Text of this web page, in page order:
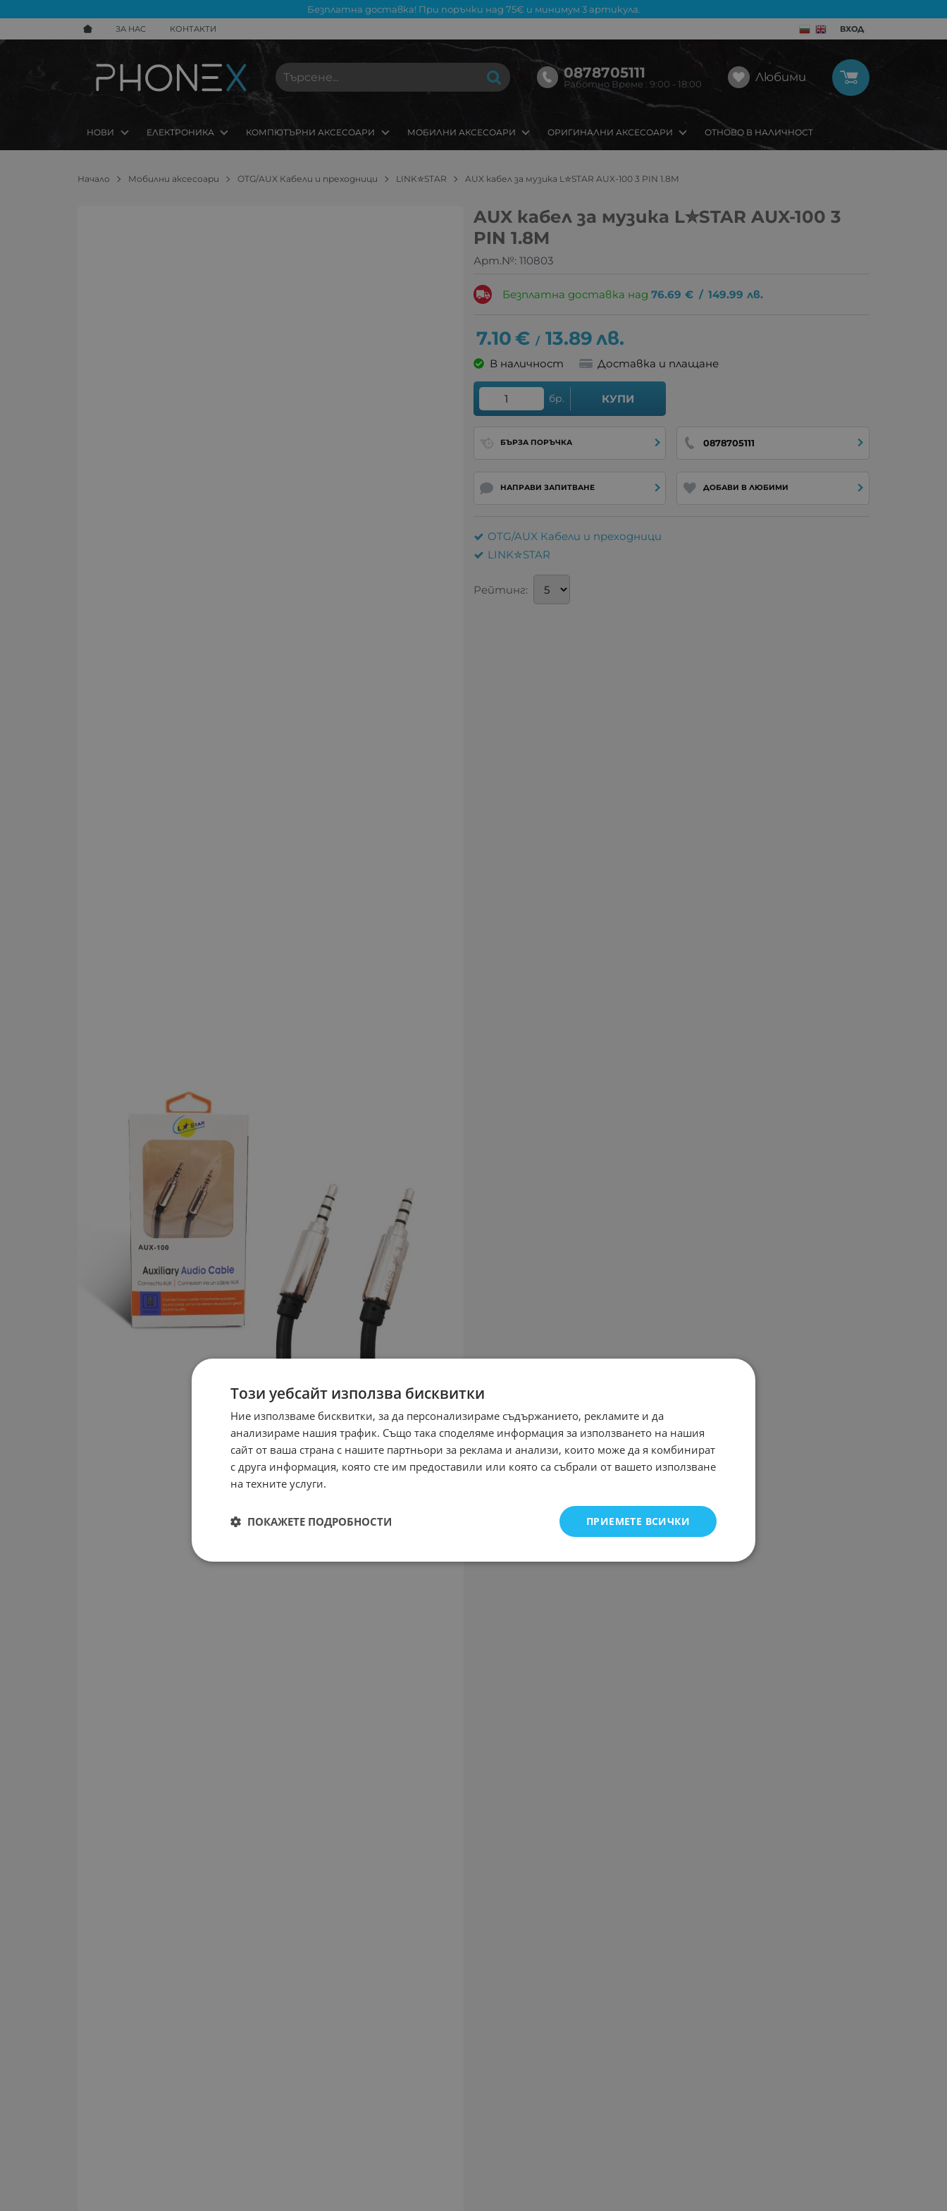
Безплатна доставка! При поръчки над 75€ и минимум 3 артикула.
ЗА НАС КОНТАКТИ ВХОД
0878705111
Работно Време : 9:00 - 18:00 Любими
НОВИ ЕЛЕКТРОНИКА КОМПЮТЪРНИ АКСЕСОАРИ МОБИЛНИ АКСЕСОАРИ ОРИГИНАЛНИ АКСЕСОАРИ ОТНОВО В НАЛИЧНОСТ
Начало Мобилни аксесоари OTG/AUX Кабели и преходници LINK✮STAR AUX кабел за музика L✮STAR AUX-100 3 PIN 1.8M
AUX кабел за музика L✮STAR AUX-100 3
PIN 1.8M
Арт.№: 110803
Безплатна доставка над76.69 € / 149.99 лв.
7.10 € / 13.89лв.
В наличност Доставка и плащане
бр. КУПИ
БЪРЗА ПОРЪЧКА 0878705111
НАПРАВИ ЗАПИТВАНЕ ДОБАВИ В ЛЮБИМИ
OTG/AUX Кабели и преходници
LINK✮STAR
Рейтинг:
Този уебсайт използва бисквитки
Ние използваме бисквитки, за да персонализираме съдържанието, рекламите и да
анализираме нашия трафик. Също така споделяме информация за използването на нашия
сайт от ваша страна с нашите партньори за реклама и анализи, които може да я комбинират
с друга информация, която сте им предоставили или която са събрали от вашето използване
на техните услуги.
ПРИЕМЕТЕ ВСИЧКИ
ПОКАЖЕТЕ ПОДРОБНОСТИ